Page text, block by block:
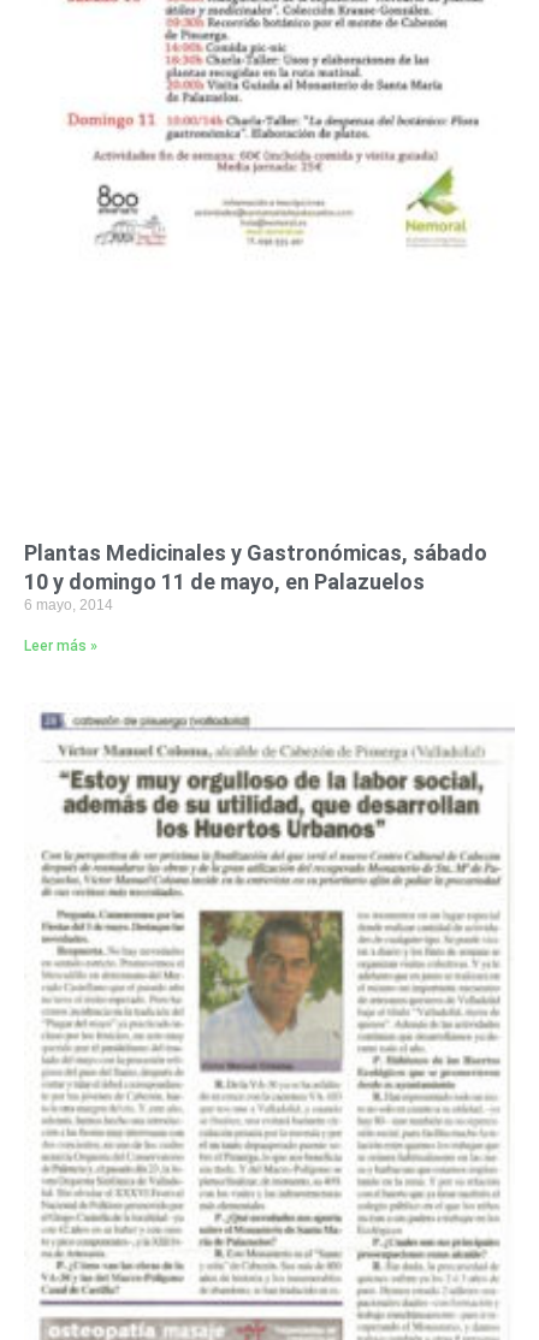
Plantas Medicinales y Gastronómicas, sábado
10 y domingo 11 de mayo, en Palazuelos
6 mayo, 2014
Leer más »